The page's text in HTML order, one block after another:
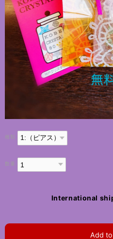
種類
数量
International
Add